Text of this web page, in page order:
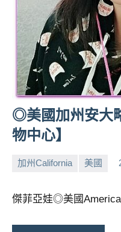
◎美國加州安大
物中心】
加州California 美國
小
No
傑菲亞娃◎美國